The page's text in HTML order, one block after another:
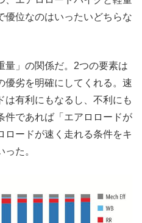
優位なのはいったいどちらな
量」の関係だ。2つの要素は
優劣を明確にしてくれる。速
は有利にもなるし、不利にも
件であれば「エアロロードが
ロードが速く走れる条件をキ
た。